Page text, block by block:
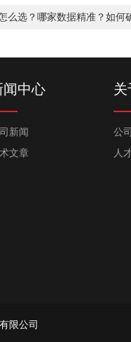
么选？哪家数据精准？如何
闻中心
新闻
文章
关
公
人
限公司